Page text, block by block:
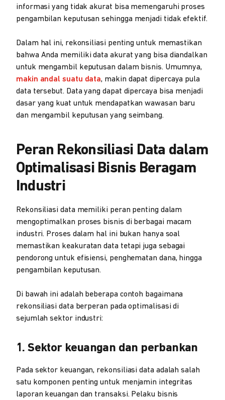
informasi yang tidak akurat bisa memengaruhi proses
pengambilan keputusan sehingga menjadi tidak efektif.
Dalam hal ini, rekonsiliasi penting untuk memastikan
bahwa Anda memiliki data akurat yang bisa diandalkan
untuk mengambil keputusan dalam bisnis. Umumnya,
makin andal suatu data, makin dapat dipercaya pula
data tersebut. Data yang dapat dipercaya bisa menjadi
dasar yang kuat untuk mendapatkan wawasan baru
dan mengambil keputusan yang seimbang.
Peran Rekonsiliasi Data dalam
Optimalisasi Bisnis Beragam
Industri
Rekonsiliasi data memiliki peran penting dalam
mengoptimalkan proses bisnis di berbagai macam
industri. Proses dalam hal ini bukan hanya soal
memastikan keakuratan data tetapi juga sebagai
pendorong untuk efisiensi, penghematan dana, hingga
pengambilan keputusan.
Di bawah ini adalah beberapa contoh bagaimana
rekonsiliasi data berperan pada optimalisasi di
sejumlah sektor industri:
1. Sektor keuangan dan perbankan
Pada sektor keuangan, rekonsiliasi data adalah salah
satu komponen penting untuk menjamin integritas
laporan keuangan dan transaksi. Pelaku bisnis